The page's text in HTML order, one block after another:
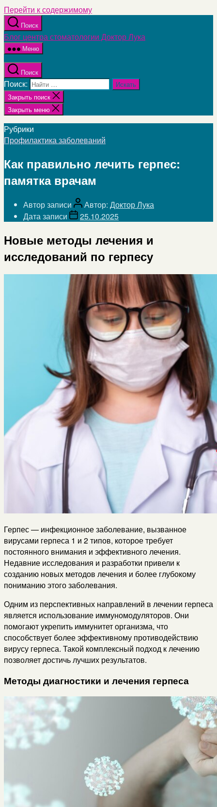
Перейти к содержимому
Поиск
Блог центра стоматологии Доктор Лука
Меню
Поиск
Поиск:
Закрыть поиск
Закрыть меню
Рубрики
Профилактика заболеваний
Как правильно лечить герпес:
памятка врачам
Автор записи Автор: Доктор Лука
Дата записи
25.10.2025
Новые методы лечения и
исследований по герпесу
Герпес — инфекционное заболевание, вызванное
вирусами герпеса 1 и 2 типов, которое требует
постоянного внимания и эффективного лечения.
Недавние исследования и разработки привели к
созданию новых методов лечения и более глубокому
пониманию этого заболевания.
Одним из перспективных направлений в лечении герпеса
является использование иммуномодуляторов. Они
помогают укрепить иммунитет организма, что
способствует более эффективному противодействию
вирусу герпеса. Такой комплексный подход к лечению
позволяет достичь лучших результатов.
Методы диагностики и лечения герпеса